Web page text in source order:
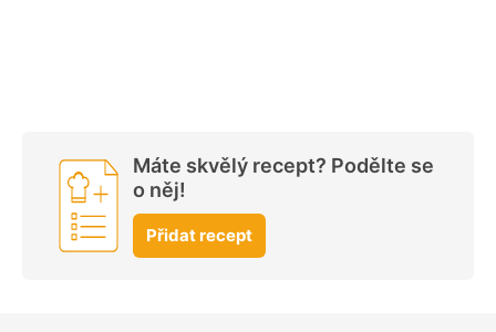
Máte skvělý recept? Podělte se
o něj!
Přidat recept